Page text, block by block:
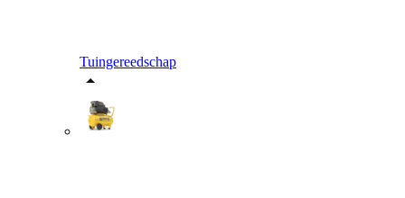
Tuingereedschap